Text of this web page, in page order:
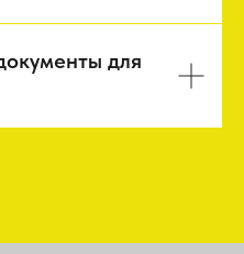
для